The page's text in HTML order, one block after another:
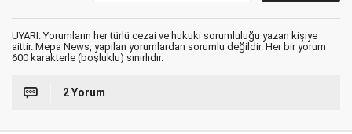
UYARI: Yorumların her türlü cezai ve hukuki sorumluluğu yazan kişiye
aittir. Mepa News, yapılan yorumlardan sorumlu değildir. Her bir yorum
600 karakterle (boşluklu) sınırlıdır.
2 Yorum